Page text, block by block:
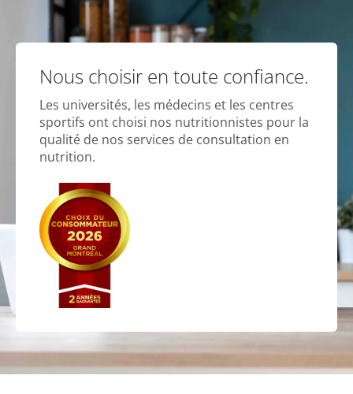
Nous choisir en toute confiance.
Les universités, les médecins et les centres
sportifs ont choisi nos nutritionnistes pour la
qualité de nos services de consultation en
nutrition.